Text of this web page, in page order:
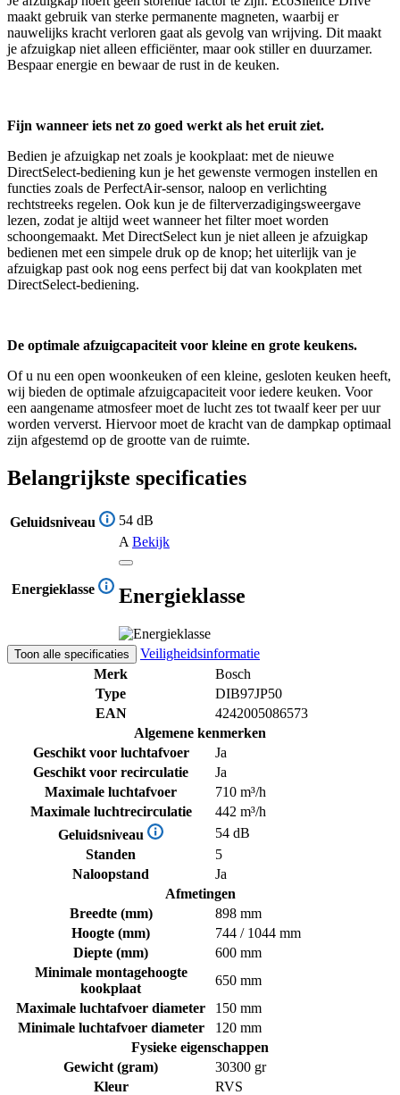
maakt gebruik van sterke permanente magneten, waarbij er
nauwelijks kracht verloren gaat als gevolg van wrijving. Dit maakt
je afzuigkap niet alleen efficiënter, maar ook stiller en duurzamer.
Bespaar energie en bewaar de rust in de keuken.
Fijn wanneer iets net zo goed werkt als het eruit ziet.
Bedien je afzuigkap net zoals je kookplaat: met de nieuwe
DirectSelect-bediening kun je het gewenste vermogen instellen en
functies zoals de PerfectAir-sensor, naloop en verlichting
rechtstreeks regelen. Ook kun je de filterverzadigingsweergave
lezen, zodat je altijd weet wanneer het filter moet worden
schoongemaakt. Met DirectSelect kun je niet alleen je afzuigkap
bedienen met een simpele druk op de knop; het uiterlijk van je
afzuigkap past ook nog eens perfect bij dat van kookplaten met
DirectSelect-bediening.
De optimale afzuigcapaciteit voor kleine en grote keukens.
Of u nu een open woonkeuken of een kleine, gesloten keuken heeft,
wij bieden de optimale afzuigcapaciteit voor iedere keuken. Voor
een aangename atmosfeer moet de lucht zes tot twaalf keer per uur
worden ververst. Hiervoor moet de kracht van de dampkap optimaal
zijn afgestemd op de grootte van de ruimte.
Belangrijkste specificaties
Geluidsniveau 54 dB
Energieklasse
A Bekijk
Energieklasse
Toon alle specificaties
Veiligheidsinformatie
Merk
Bosch
Type
DIB97JP50
EAN
4242005086573
Algemene kenmerken
Geschikt voor luchtafvoer
Ja
Geschikt voor recirculatie
Ja
Maximale luchtafvoer
710 m³/h
Maximale luchtrecirculatie
442 m³/h
Geluidsniveau
54 dB
Standen
5
Naloopstand
Ja
Afmetingen
Breedte (mm)
898 mm
Hoogte (mm)
744 / 1044 mm
Diepte (mm)
600 mm
Minimale montagehoogte
kookplaat
650 mm
Maximale luchtafvoer diameter
150 mm
Minimale luchtafvoer diameter
120 mm
Fysieke eigenschappen
Gewicht (gram)
30300 gr
Kleur
RVS